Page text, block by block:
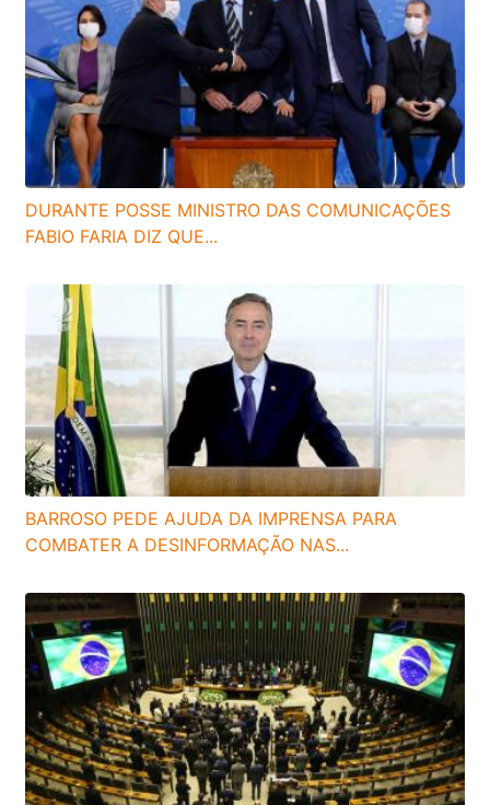
DURANTE POSSE MINISTRO DAS COMUNICAÇÕES
FABIO FARIA DIZ QUE...
BARROSO PEDE AJUDA DA IMPRENSA PARA
COMBATER A DESINFORMAÇÃO NAS...